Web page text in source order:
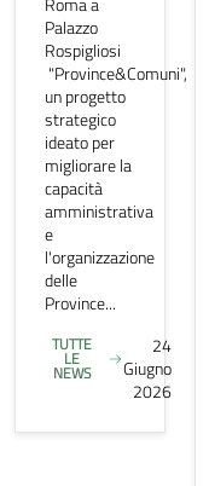
Palazzo
Rospigliosi
"Province&Comuni",
un progetto
strategico
ideato per
migliorare la
capacità
amministrativa
e
l'organizzazione
delle
Province...
TUTTE
LE
NEWS
24
Giugno
2026